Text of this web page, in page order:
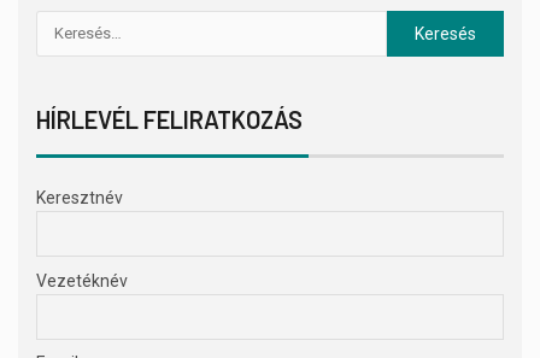
HÍRLEVÉL FELIRATKOZÁS
Keresztnév
Vezetéknév